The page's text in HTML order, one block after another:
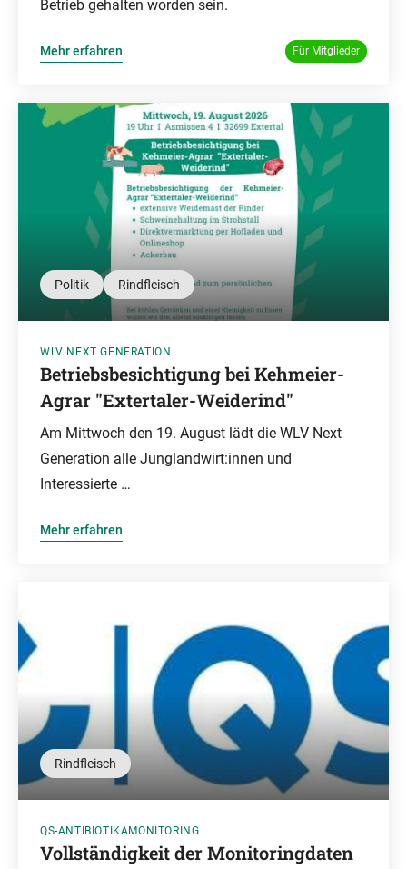
Betrieb gehalten worden sein.
Mehr erfahren Für Mitglieder
Politik Rindfleisch
WLV NEXT GENERATION
Betriebsbesichtigung bei Kehmeier-
Agrar "Extertaler-Weiderind"
Am Mittwoch den 19. August lädt die WLV Next
Generation alle Junglandwirt:innen und
Interessierte …
Mehr erfahren
Rindfleisch
QS-ANTIBIOTIKAMONITORING
Vollständigkeit der Monitoringdaten